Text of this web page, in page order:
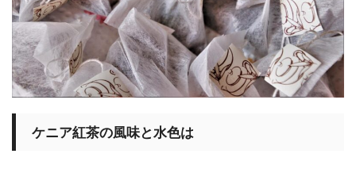
ケニア紅茶の風味と水色は